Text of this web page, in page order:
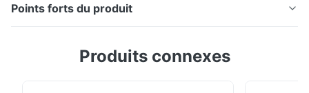
Points forts du produit
Introduction : TS8500 est un spectrophotomètre de
Produits connexes